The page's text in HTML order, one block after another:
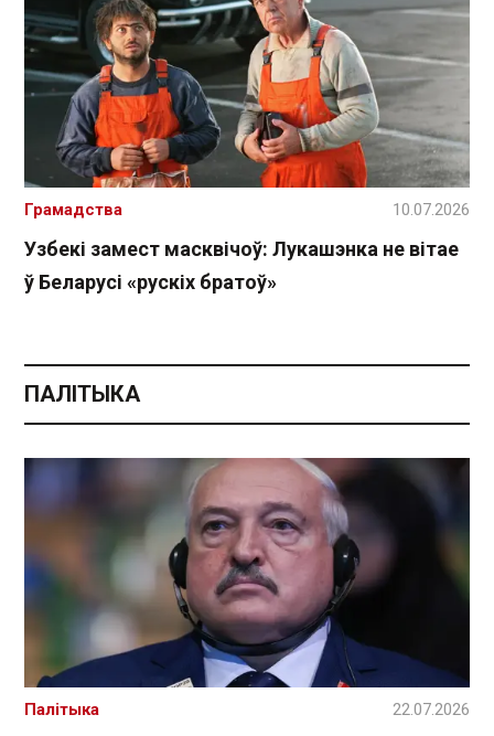
Узбекі замест масквічоў: Лукашэнка не вітае
ў Беларусі «рускіх братоў»
Грамадства 10.07.2026
ПАЛІТЫКА
Палітыка 22.07.2026